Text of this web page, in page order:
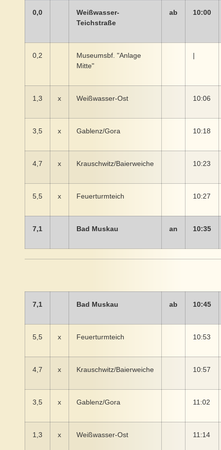
0,0
Weißwasser-
Teichstraße
ab 10:00
0,2
Museumsbf. "Anlage
Mitte"
|
1,3 x Weißwasser-Ost 10:06
3,5 x Gablenz/Gora 10:18
4,7 x Krauschwitz/Baierweiche 10:23
5,5 x Feuerturmteich 10:27
7,1 Bad Muskau an 10:35
7,1 Bad Muskau ab 10:45
5,5 x Feuerturmteich 10:53
4,7 x Krauschwitz/Baierweiche 10:57
3,5 x Gablenz/Gora 11:02
1,3 x Weißwasser-Ost 11:14